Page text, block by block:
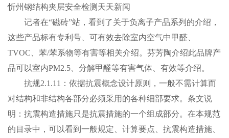
忻州钢结构夹层安全检测天天新闻
记者在“磁砖”站，看到了关于负离子产品系列的介绍，
这些产品标有专利号、可有效去除室内空气中甲醛、
TVOC、苯/苯系物等有害等相关介绍。芬芳陶介绍此品牌产
品可以室内PM2.5、分解甲醛等有害气体、有效等介绍。
抗规2.1.11：依据抗震概念设计原则，一般不需计算而
对结构和非结构各部分必须采用的各种细部要求。条文说
明：抗震构造措施只是抗震措施的一个组成部分。在本规范
的目录中，可以看到一般规定、计算要点、抗震构造措施、